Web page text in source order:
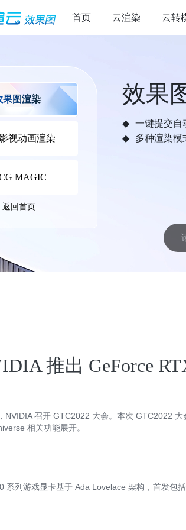
首页 云渲染 云转
果图渲染
视动画渲染
MAGIC
返回首页
效果
一键提交自
多种渲染模
推出 GeForce
NVIDIA 召开 GTC2022 大会。本次 GTC2022 大
相关功能展开。
系列游戏显卡基于 Ada Lovelace 架构，首发包